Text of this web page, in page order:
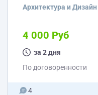
дам. 2. СЕЧЕНИЕ ПО СТЕНЕ. Необходимо разработать
стене. Референсы и
я приложу. Также
недостающие части
Архитектура и
4 000 Руб
за 2 дня
По договоренности
4